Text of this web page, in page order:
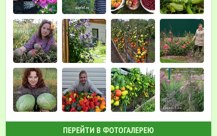
ПЕРЕЙТИ В ФОТОГАЛЕРЕЮ